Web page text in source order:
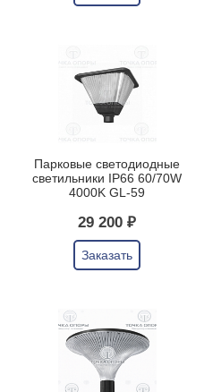
Парковые светодиодные
светильники IP66 60/70W
4000K GL-59
29 200 ₽
Заказать